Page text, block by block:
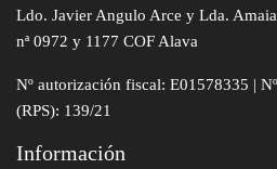
Ldo. Javier Angulo Arce y Lda.
nª 0972 y 1177 COF Alava
Nº autorización fiscal: E01578335 |
(RPS): 139/21
Información